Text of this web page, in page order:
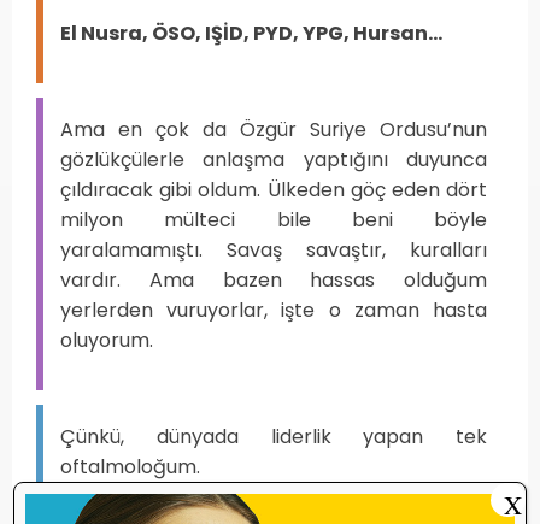
El Nusra, ÖSO, IŞİD, PYD, YPG, Hursan...
Ama en çok da Özgür Suriye Ordusu’nun
gözlükçülerle anlaşma yaptığını duyunca
çıldıracak gibi oldum. Ülkeden göç eden dört
milyon mülteci bile beni böyle
yaralamamıştı. Savaş savaştır, kuralları
vardır. Ama bazen hassas olduğum
yerlerden vuruyorlar, işte o zaman hasta
oluyorum.
Çünkü, dünyada liderlik yapan tek
oftalmoloğum.
Siyasetin ve devlet idaresinin neresinde
X